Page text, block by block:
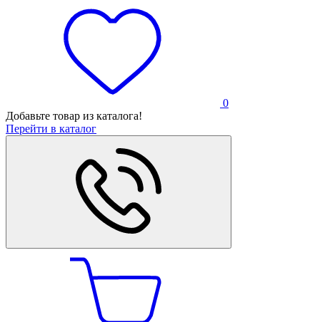
0
Добавьте товар из каталога!
Перейти в каталог